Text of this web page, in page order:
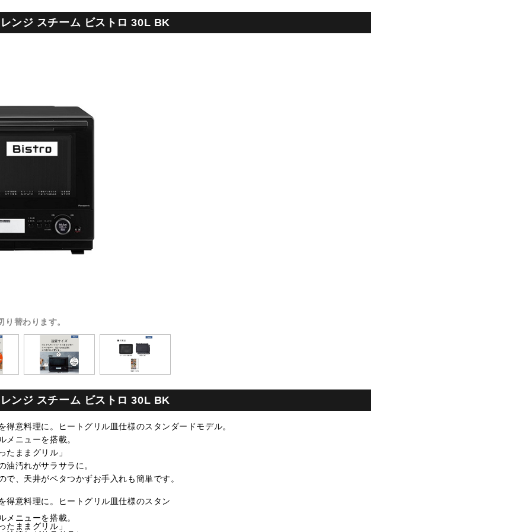
ンジ スチーム ビストロ 30L BK
替わります。
ンジ スチーム ビストロ 30L BK
得意料理に。ヒートグリル皿仕様のスタンダードモデル。
メニューを搭載。
たままグリル」
油汚れがサラサラに。
で、天井がベタつかずお手入れも簡単です。
得意料理に。ヒートグリル皿仕様のスタン
メニューを搭載。
たままグリル」